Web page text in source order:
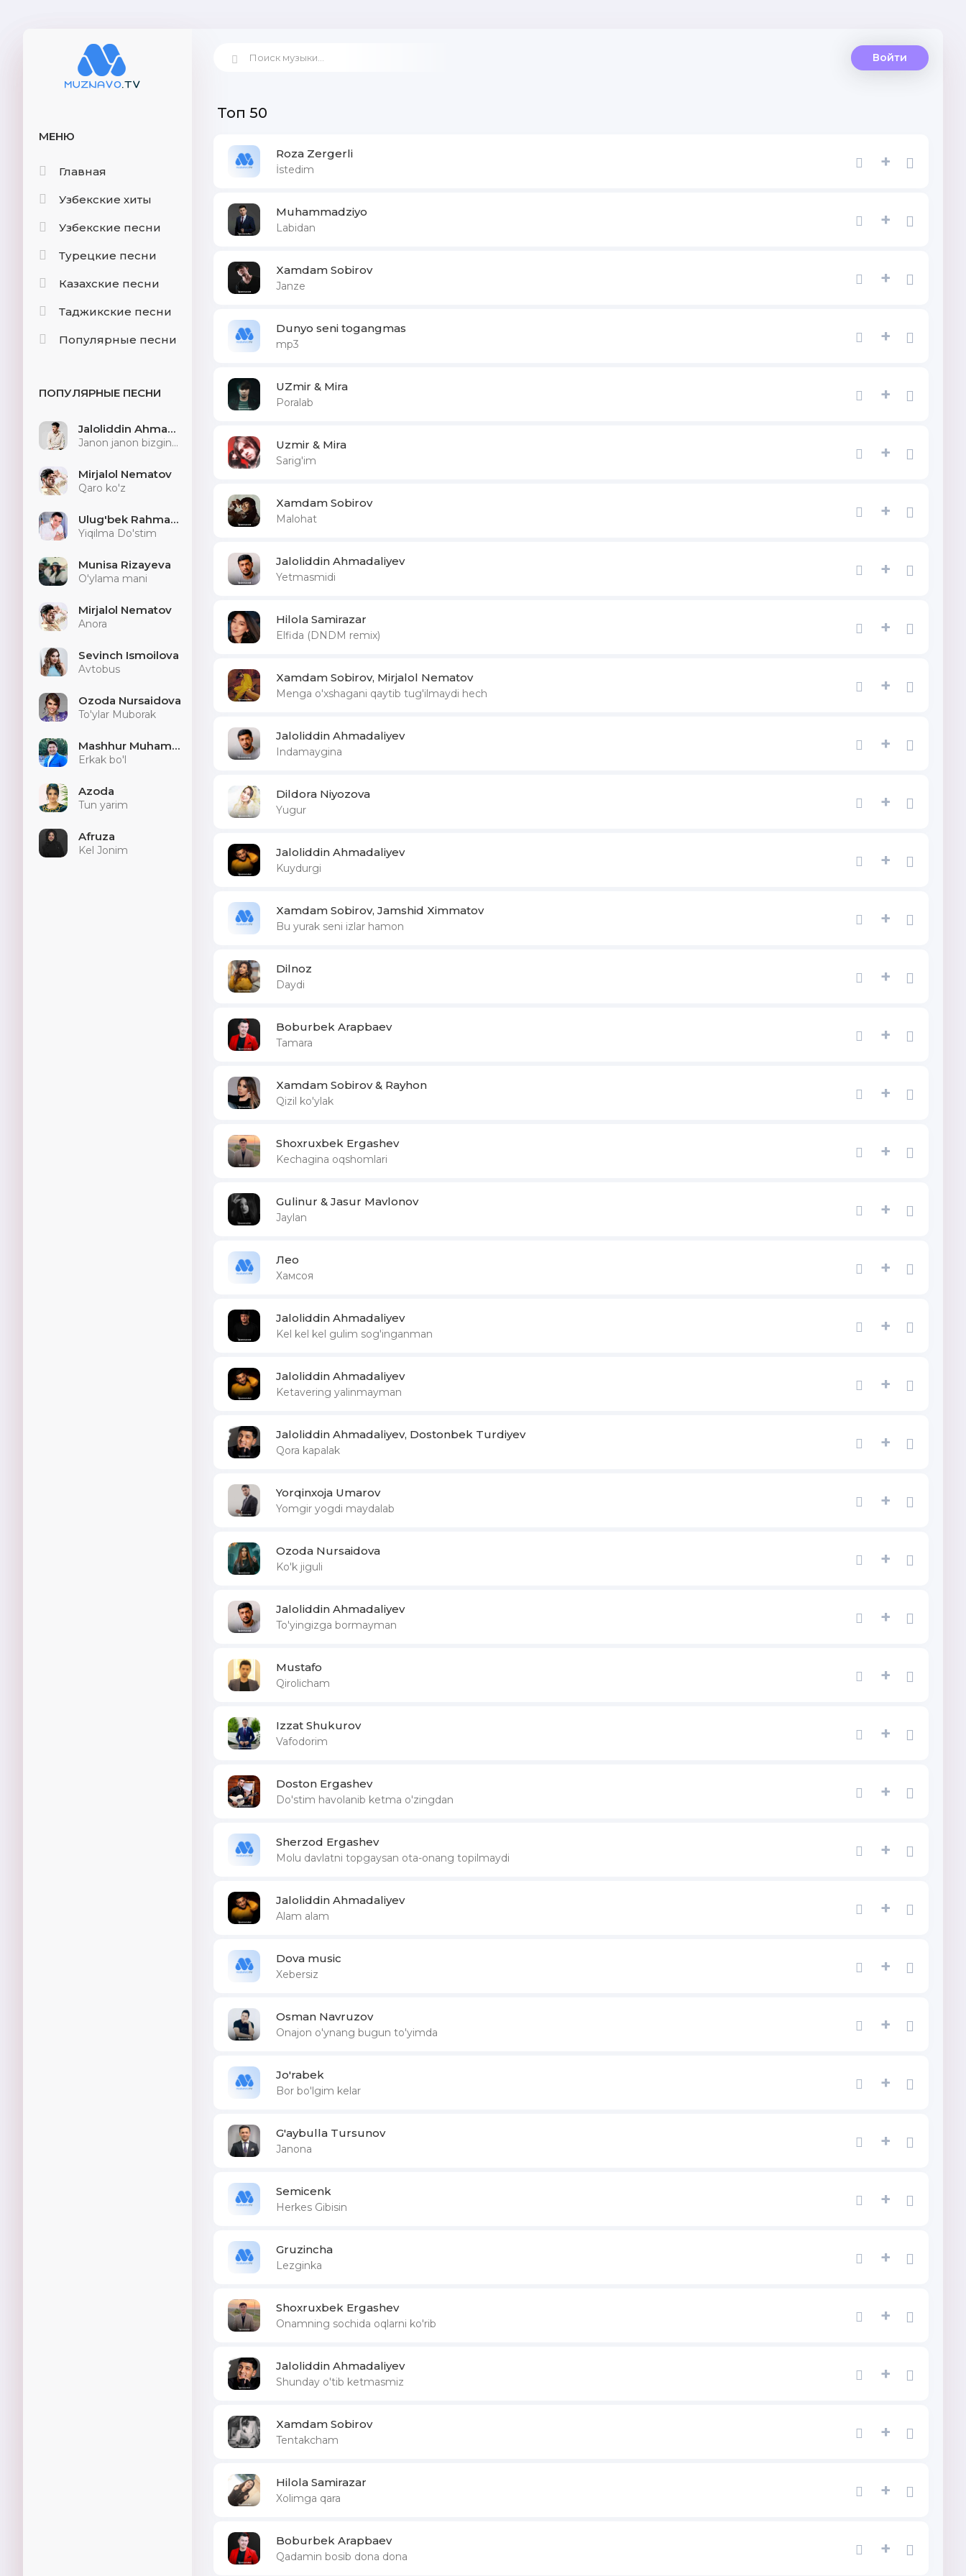
МЕНЮ
Главная
Узбекские хиты
Узбекские песни
Турецкие песни
Казахские песни
Таджикские песни
Популярные песни
ПОПУЛЯРНЫЕ ПЕСНИ
Jaloliddin Ahmadaliyev
Janon janon bizginani sog'indilarmu
Mirjalol Nematov
Qaro ko'z
Ulug'bek Rahmatullayev
Yiqilma Do'stim
Munisa Rizayeva
O'ylama mani
Mirjalol Nematov
Anora
Sevinch Ismoilova
Avtobus
Ozoda Nursaidova
To'ylar Muborak
Mashhur Muhammad
Erkak bo'l
Azoda
Tun yarim
Afruza
Kel Jonim
Войти
Топ 50
Roza Zergerli
İstedim +
Muhammadziyo
Labidan +
Xamdam Sobirov
Janze +
Dunyo seni togangmas
mp3 +
UZmir & Mira
Poralab +
Uzmir & Mira
Sarig'im +
Xamdam Sobirov
Malohat +
Jaloliddin Ahmadaliyev
Yetmasmidi +
Hilola Samirazar
Elfida (DNDM remix) +
Xamdam Sobirov, Mirjalol Nematov
Menga o'xshagani qaytib tug'ilmaydi hech +
Jaloliddin Ahmadaliyev
Indamaygina +
Dildora Niyozova
Yugur +
Jaloliddin Ahmadaliyev
Kuydurgi +
Xamdam Sobirov, Jamshid Ximmatov
Bu yurak seni izlar hamon +
Dilnoz
Daydi +
Boburbek Arapbaev
Tamara +
Xamdam Sobirov & Rayhon
Qizil ko'ylak +
Shoxruxbek Ergashev
Kechagina oqshomlari +
Gulinur & Jasur Mavlonov
Jaylan +
Лео
Хамсоя +
Jaloliddin Ahmadaliyev
Kel kel kel gulim sog'inganman +
Jaloliddin Ahmadaliyev
Ketavering yalinmayman +
Jaloliddin Ahmadaliyev, Dostonbek Turdiyev
Qora kapalak +
Yorqinxoja Umarov
Yomgir yogdi maydalab +
Ozoda Nursaidova
Ko'k jiguli +
Jaloliddin Ahmadaliyev
To'yingizga bormayman +
Mustafo
Qirolicham +
Izzat Shukurov
Vafodorim +
Doston Ergashev
Do'stim havolanib ketma o'zingdan +
Sherzod Ergashev
Molu davlatni topgaysan ota-onang topilmaydi +
Jaloliddin Ahmadaliyev
Alam alam +
Dova music
Xebersiz +
Osman Navruzov
Onajon o'ynang bugun to'yimda +
Jo'rabek
Bor bo'lgim kelar +
G'aybulla Tursunov
Janona +
Semicenk
Herkes Gibisin +
Gruzincha
Lezginka +
Shoxruxbek Ergashev
Onamning sochida oqlarni ko'rib +
Jaloliddin Ahmadaliyev
Shunday o'tib ketmasmiz +
Xamdam Sobirov
Tentakcham +
Hilola Samirazar
Xolimga qara +
Boburbek Arapbaev
Qadamin bosib dona dona +